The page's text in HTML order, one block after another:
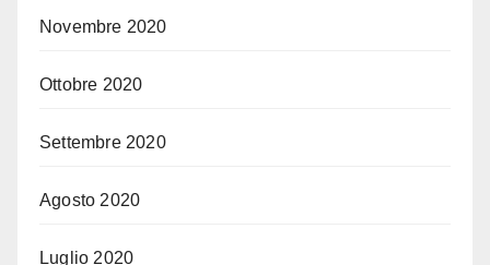
Novembre 2020
Ottobre 2020
Settembre 2020
Agosto 2020
Luglio 2020